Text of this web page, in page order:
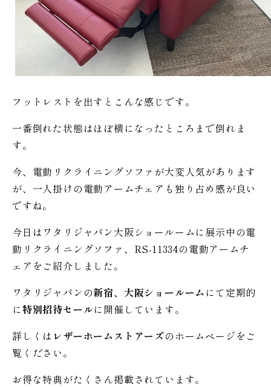
フットレストを出すとこんな感じです。
一番倒れた状態はほぼ横になったところまで倒れま
す。
今、電動リクライニングソファが大変人気があります
が、一人掛けの電動アームチェアも独り占め感が良い
ですね。
今日はワタリジャパン大阪ショールームに展示中の電
動リクライニングソファ、RS-11334の電動アームチ
ェアをご紹介しました。
ワタリジャパンの新宿、大阪ショールーム にて定期的
に特別招待セールに開催しています。
詳しくは レザーホームストアーズのホームページをご
覧ください。
お得な特典がたくさん掲載されています。